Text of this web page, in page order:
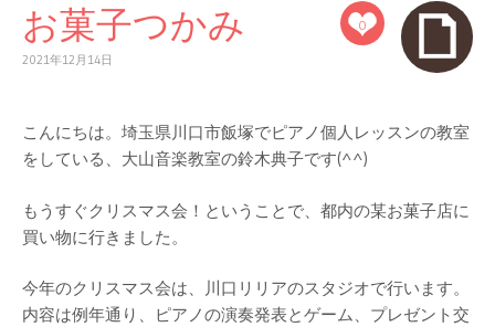
0
お菓子つかみ
2021年12月14日
こんにちは。埼玉県川口市飯塚でピアノ個人レッスンの教室
をしている、大山音楽教室の鈴木典子です(^^)
もうすぐクリスマス会！ということで、都内の某お菓子店に
買い物に行きました。
今年のクリスマス会は、川口リリアのスタジオで行います。
内容は例年通り、ピアノの演奏発表とゲーム、プレゼント交